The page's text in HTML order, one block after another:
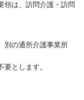
は、訪問介護・訪問
別の通所介護事業所
とします。